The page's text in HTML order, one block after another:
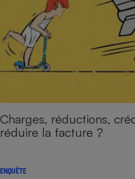
Charges, réductions,
réduire la facture ?
ENQUÊTE